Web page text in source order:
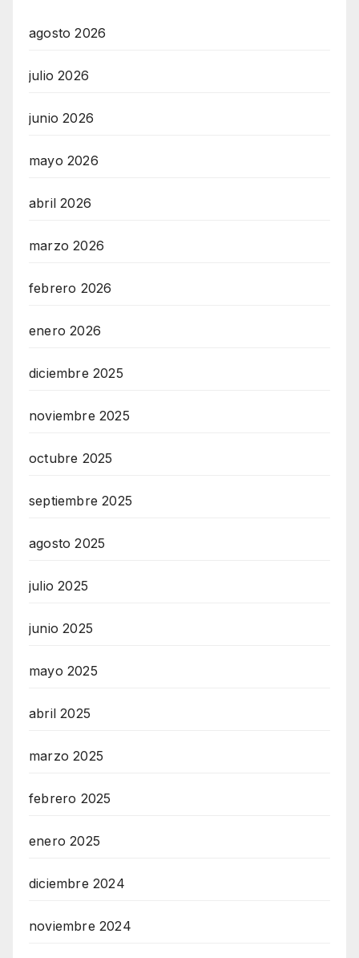
agosto 2026
julio 2026
junio 2026
mayo 2026
abril 2026
marzo 2026
febrero 2026
enero 2026
diciembre 2025
noviembre 2025
octubre 2025
septiembre 2025
agosto 2025
julio 2025
junio 2025
mayo 2025
abril 2025
marzo 2025
febrero 2025
enero 2025
diciembre 2024
noviembre 2024